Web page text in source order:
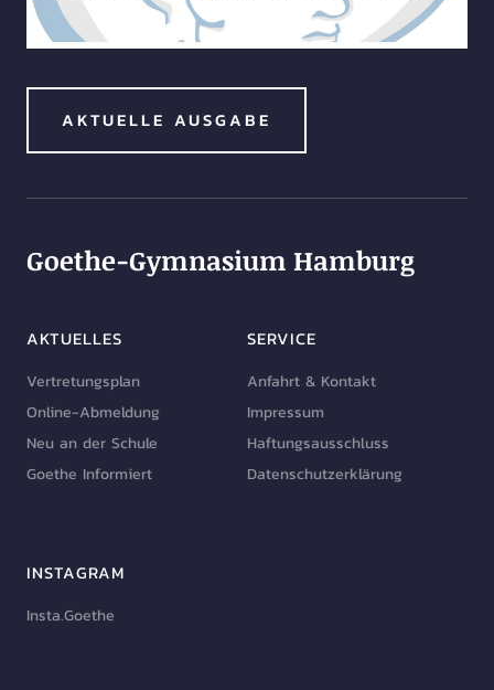
AKTUELLE AUSGABE
Goethe-Gymnasium Hamburg
AKTUELLES
Vertretungsplan
Online-Abmeldung
Neu an der Schule
Goethe Informiert
SERVICE
Anfahrt & Kontakt
Impressum
Haftungsausschluss
Datenschutzerklärung
INSTAGRAM
Insta.Goethe